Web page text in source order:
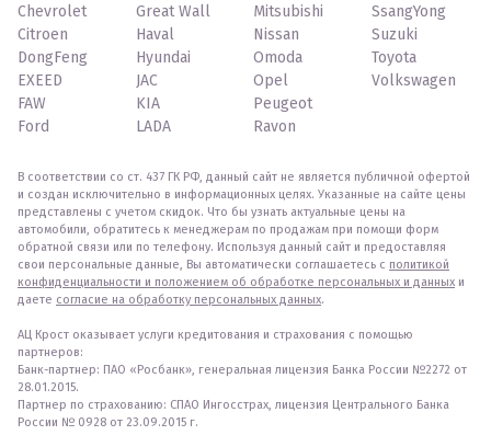
Chevrolet
Citroen
DongFeng
EXEED
FAW
Ford
Great Wall
Haval
Hyundai
JAC
KIA
LADA
Mitsubishi
Nissan
Omoda
Opel
Peugeot
Ravon
SsangYong
Suzuki
Toyota
Volkswagen
В соответствии со ст. 437 ГК РФ, данный сайт не является публичной офертой
и создан исключительно в информационных целях. Указанные на сайте цены
представлены с учетом скидок. Что бы узнать актуальные цены на
автомобили, обратитесь к менеджерам по продажам при помощи форм
обратной связи или по телефону. Используя данный сайт и предоставляя
свои персональные данные, Вы автоматически соглашаетесь с политикой
конфиденциальности и положением об обработке персональных и данных и
даете согласие на обработку персональных данных.
АЦ Крост оказывает услуги кредитования и страхования с помощью
партнеров:
Банк-партнер: ПАО «Росбанк», генеральная лицензия Банка России №2272 от
28.01.2015.
Партнер по страхованию: СПАО Ингосстрах, лицензия Центрального Банка
России № 0928 от 23.09.2015 г.